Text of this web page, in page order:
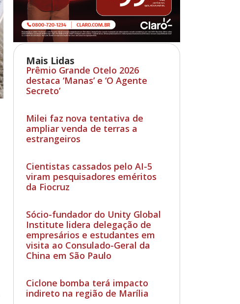
Mais Lidas
Prêmio Grande Otelo 2026
destaca ‘Manas’ e ‘O Agente
Secreto’
Milei faz nova tentativa de
ampliar venda de terras a
estrangeiros
Cientistas cassados pelo AI-5
viram pesquisadores eméritos
da Fiocruz
Sócio-fundador do Unity Global
Institute lidera delegação de
empresários e estudantes em
visita ao Consulado-Geral da
China em São Paulo
Ciclone bomba terá impacto
indireto na região de Marília